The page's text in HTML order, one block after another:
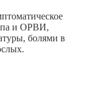
и ОРВИ,
болями в